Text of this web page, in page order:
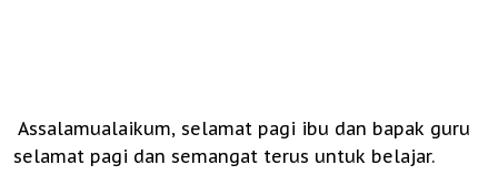
Assalamualaikum, selamat pagi ibu dan bapak guru
selamat pagi dan semangat terus untuk belajar.